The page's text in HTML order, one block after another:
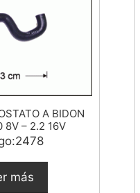
A BIDON
8V – 2.2 16V
más